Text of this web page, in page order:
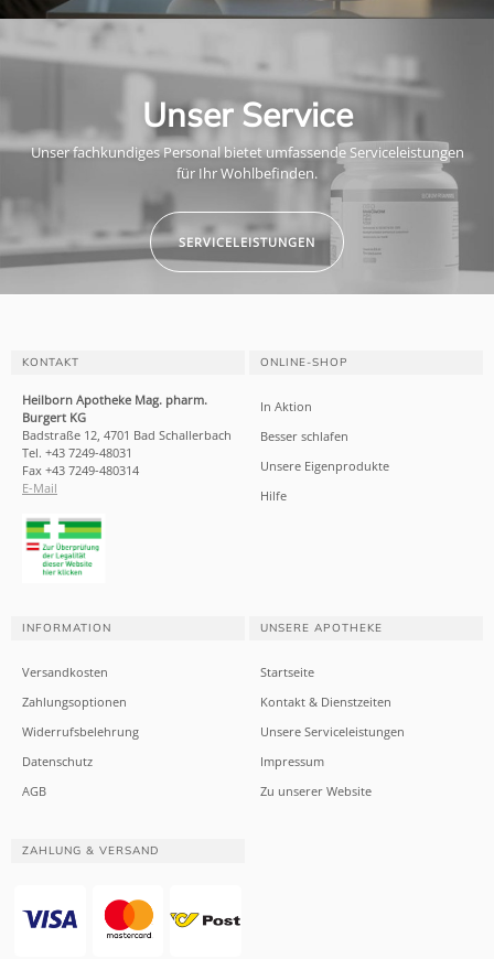
Unser Service
Unser fachkundiges Personal bietet umfassende Serviceleistungen
für Ihr Wohlbefinden.
SERVICELEISTUNGEN
KONTAKT
Heilborn Apotheke Mag. pharm.
Burgert KG
Badstraße 12, 4701 Bad Schallerbach
Tel. +43 7249-48031
Fax +43 7249-480314
E-Mail
ONLINE-SHOP
In Aktion
Besser schlafen
Unsere Eigenprodukte
Hilfe
INFORMATION
Versandkosten
Zahlungsoptionen
Widerrufsbelehrung
Datenschutz
AGB
UNSERE APOTHEKE
Startseite
Kontakt & Dienstzeiten
Unsere Serviceleistungen
Impressum
Zu unserer Website
ZAHLUNG & VERSAND